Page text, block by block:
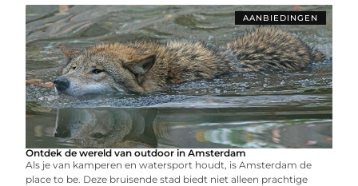
AANBIEDINGEN
Ontdek de wereld van outdoor in Amsterdam
Als je van kamperen en watersport houdt, is Amsterdam de
place to be. Deze bruisende stad biedt niet alleen prachtige